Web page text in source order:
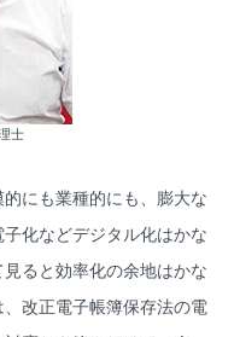
士
にも業種的にも、膨大な
化などデジタル化はかな
ると効率化の余地はかな
改正電子帳簿保存法の電